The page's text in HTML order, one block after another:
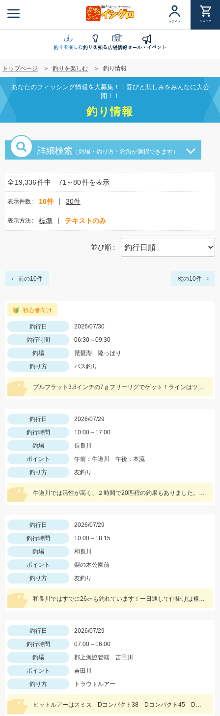
ン
に
移
動
ログイン ショップ
釣りを楽しむ釣りを知る店舗情報セール・イベント
トップページ 釣りを楽しむ 釣り情報
あなたのフィッシング情報を大募集！！喜びと悲しみをみんなに大公
開！！
釣り情報
詳細検索 （釣場・釣り方・釣魚が選択できます）
全19,336件中 71～80件を表示
表示件数 10件 30件
表示方法 標準 テキストのみ
並び順
前の10件 次の10件
初心者向け
釣行日
2026/07/30
釣行時間
06:30～09:30
釣場
琵琶湖 陸っぱり
釣り方
バス釣り
ブルフラット3.8インチの7ｇフリーリグでゲット！ラインはツリノ バス用フロロカーボンライン20LB、フックはオーナー直リグフック3/0を使いました♪
釣行日
2026/07/29
釣行時間
10:00～17:00
釣場
長良川
ポイント
午前：牛道川 午後：本流
釣り方
友釣り
牛道川では活性が高く、２時間で20匹程の釣果もありました。本流でも20ｃｍクラスの鮎が掛かるようになってきており楽しむことができています。
釣行日
2026/07/29
釣行時間
10:00～18:15
釣場
和良川
ポイント
梨の木公園前
釣り方
友釣り
和良川ではすでに26㎝も釣れています！一日通して仕掛けは複合0.1号、中ハリス1号、針7.5号を使用しました。
釣行日
2026/07/29
釣行時間
07:00～16:00
釣場
郡上漁協管轄 吉田川
ポイント
吉田川
釣り方
トラウトルアー
ヒットルアーはスミス Dコンパクト38 Dコンパクト45 Dインサイト44 を使用。体高の良いアマゴ多く、楽しめました。